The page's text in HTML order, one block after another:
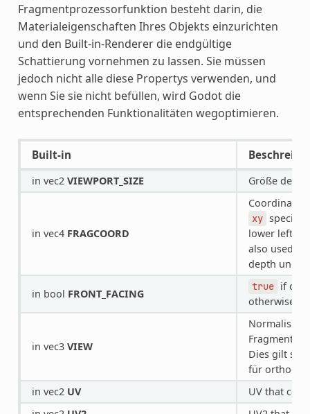
Fragmentprozessorfunktion besteht darin, die
Materialeigenschaften Ihres Objekts einzurichten
und den Built-in-Renderer die endgültige
Schattierung vornehmen zu lassen. Sie müssen
jedoch nicht alle diese Propertys verwenden, und
wenn Sie sie nicht befüllen, wird Godot die
entsprechenden Funktionalitäten wegoptimieren.
Built-in
in vec2 VIEWPORT_SIZE Größe des
in vec4 FRAGCOORD
Coordinate
xy
lower left.
also used
depth
in bool FRONT_FACING
true if
otherwise.
in vec3 VIEW
Dies gilt
für
in vec2 UV
UV that